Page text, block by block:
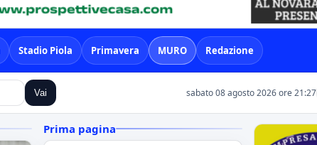
Stadio Piola Primavera MURO Redazione
Vai sabato 08 agosto 2026 ore 21:27
Prima pagina